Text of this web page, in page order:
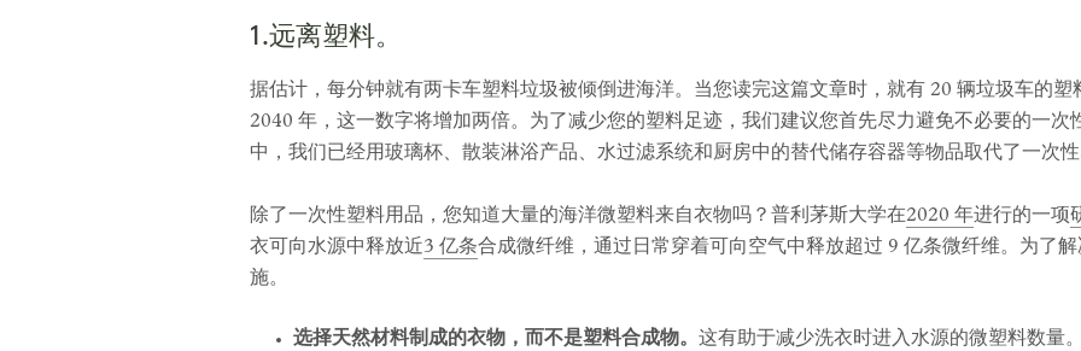
1.远离塑料。
据估计，每分钟就有两卡车塑料垃圾被倾倒进海洋。当您读完这篇文章时，就有 20 辆垃圾车的
2040 年，这一数字将增加两倍。为了减少您的塑料足迹，我们建议您首先尽力避免不必要的一次
中，我们已经用玻璃杯、散装淋浴产品、水过滤系统和厨房中的替代储存容器等物品取代了一次性
除了一次性塑料用品，您知道大量的海洋微塑料来自衣物吗？普利茅斯大学在2020 年进行的一项
衣可向水源中释放近3 亿条合成微纤维，通过日常穿着可向空气中释放超过 9 亿条微纤维。为了
施。
选择天然材料制成的衣物，而不是塑料合成物。 这有助于减少洗衣时进入水源的微塑料数量。